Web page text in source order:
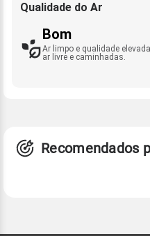
Qualidade do Ar
Bom
Ar limpo e qualidade
ar livre e caminhadas.
Recomendados